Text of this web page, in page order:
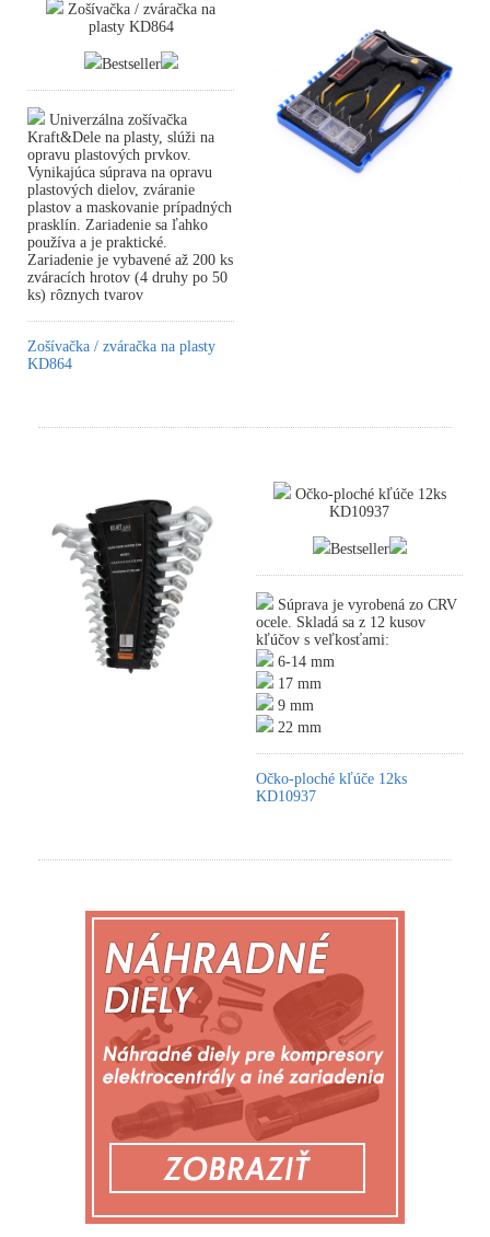
Zošívačka / zváračka na
plasty KD864
Bestseller
Univerzálna zošívačka
Kraft&Dele na plasty, slúži na
opravu plastových prvkov.
Vynikajúca súprava na opravu
plastových dielov, zváranie
plastov a maskovanie prípadných
prasklín. Zariadenie sa ľahko
používa a je praktické.
Zariadenie je vybavené až 200 ks
zváracích hrotov (4 druhy po 50
ks) rôznych tvarov
Zošívačka / zváračka na plasty
KD864
Očko-ploché kľúče 12ks
KD10937
Bestseller
Súprava je vyrobená zo CRV
ocele. Skladá sa z 12 kusov
kľúčov s veľkosťami:
6-14 mm
17 mm
9 mm
22 mm
Očko-ploché kľúče 12ks
KD10937